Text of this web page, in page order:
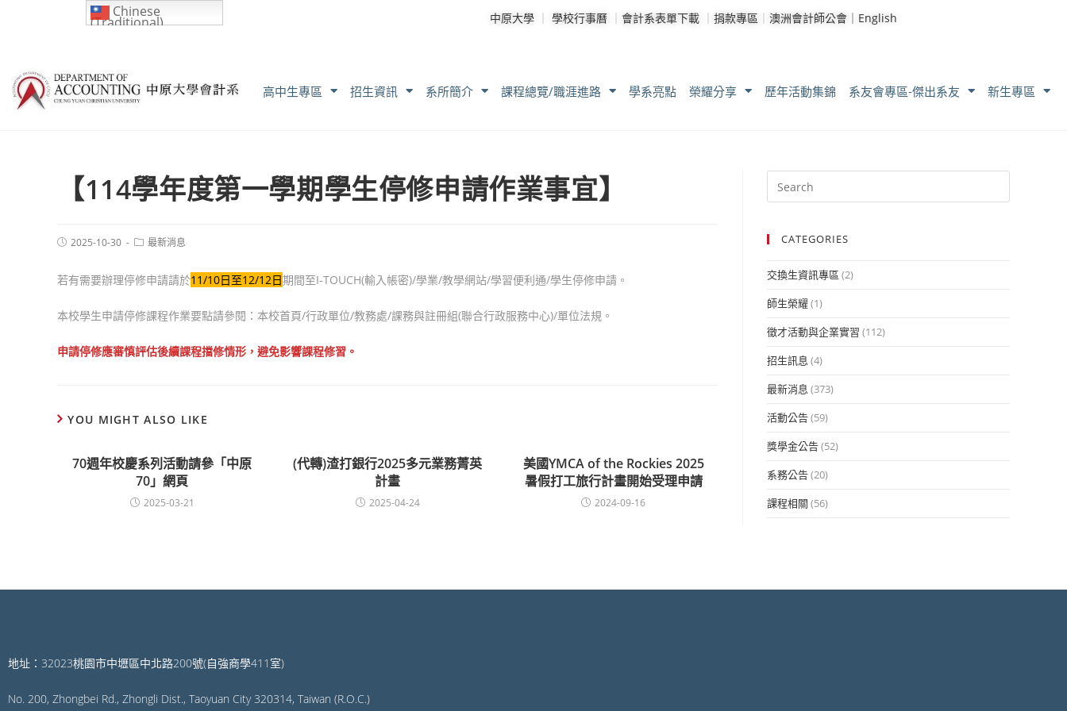
中原大學 ｜ 學校行事曆 ｜ 會計系表單下載 ｜ 捐款專區 ｜ 澳洲會計師公會｜ English
高中生專區 招生資訊 系所簡介 課程總覽/職涯進路 學系亮點 榮耀分享 歷年活動集錦 系友會專區-傑出系友 新生專區
【114學年度第一學期學生停修申請作業事宜】
2025-10-30 最新消息
若有需要辦理停修申請請於11/10日至12/12日期間至I-TOUCH(輸入帳密)/學業/教學網站/學習便利通/學生停修申請。
本校學生申請停修課程作業要點請參閱：本校首頁/行政單位/教務處/課務與註冊組(聯合行政服務中心)/單位法規。
申請停修應審慎評估後續課程擋修情形，避免影響課程修習。
YOU MIGHT ALSO LIKE
70週年校慶系列活動請參「中原
70」網頁
2025-03-21
(代轉)渣打銀行2025多元業務菁英
計畫
2025-04-24
美國YMCA of the Rockies 2025
暑假打工旅行計畫開始受理申請
2024-09-16
CATEGORIES
交換生資訊專區 (2)
師生榮耀(1)
徵才活動與企業實習 (112)
招生訊息 (4)
最新消息 (373)
活動公告(59)
獎學金公告(52)
系務公告(20)
課程相關 (56)
地址：32023桃園市中壢區中北路200號(自強商學411室)
No. 200, Zhongbei Rd., Zhongli Dist., Taoyuan City 320314, Taiwan (R.O.C.)
Chinese
(Traditional)